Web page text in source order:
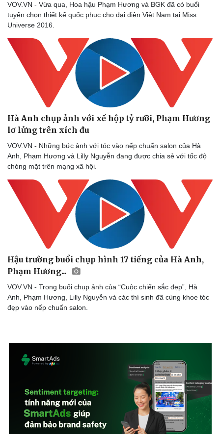
Thông tin doanh nghiệp
Doanh nghiệp 24h
Doanh nhân
Sành điệu
Tin Công nghệ
VOV.VN - Vừa qua, Hoa hậu Phạm Hương và BGK đã có buổi
tuyển chọn thiết kế quốc phục cho đại diện Việt Nam tại Miss
Universe 2016.
Hà Anh chụp ảnh với xế hộp tỷ rưỡi, Phạm Hương
lơ lửng trên xích đu
VOV.VN - Những bức ảnh với tóc vào nếp chuẩn salon của Hà
Anh, Phạm Hương và Lilly Nguyễn đang được chia sẻ với tốc độ
chóng mặt trên mạng xã hội.
Hậu trường buổi chụp hình 17 tiếng của Hà Anh,
Phạm Hương...
VOV.VN - Trong buổi chụp ảnh của “Cuộc chiến sắc đẹp”, Hà
Anh, Phạm Hương, Lilly Nguyễn và các thí sinh đã cùng khoe tóc
đẹp vào nếp chuẩn salon.